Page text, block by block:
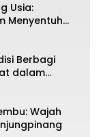
Usia:
Menyentuh
Berbagi
dalam
dalam
Wajah